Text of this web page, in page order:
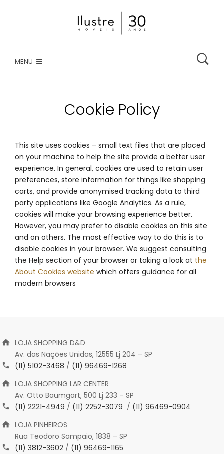
MENU
Cookie Policy
This site uses cookies – small text files that are placed
on your machine to help the site provide a better user
experience. In general, cookies are used to retain user
preferences, store information for things like shopping
carts, and provide anonymised tracking data to third
party applications like Google Analytics. As a rule,
cookies will make your browsing experience better.
However, you may prefer to disable cookies on this site
and on others. The most effective way to do this is to
disable cookies in your browser. We suggest consulting
the Help section of your browser or taking a look at the
About Cookies website which offers guidance for all
modern browsers
LOJA SHOPPING D&D
Av. das Nações Unidas, 12555 Lj 204 – SP
(11) 5102-3468 / (11) 96469-1268
LOJA SHOPPING LAR CENTER
Av. Otto Baumgart, 500 Lj 233 – SP
(11) 2221-4949 / (11) 2252-3079 / (11) 96469-0904
LOJA PINHEIROS
Rua Teodoro Sampaio, 1838 – SP
(11) 3812-3602 / (11) 96469-1165
COMPRE ONLINE
CONTATO